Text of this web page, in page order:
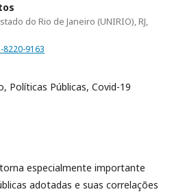
do Rio de Janeiro (UNIRIO), RJ,
9163
Políticas Públicas, Covid-19
especialmente importante
adotadas e suas correlações